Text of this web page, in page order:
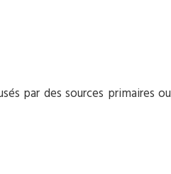
par des sources primaires ou